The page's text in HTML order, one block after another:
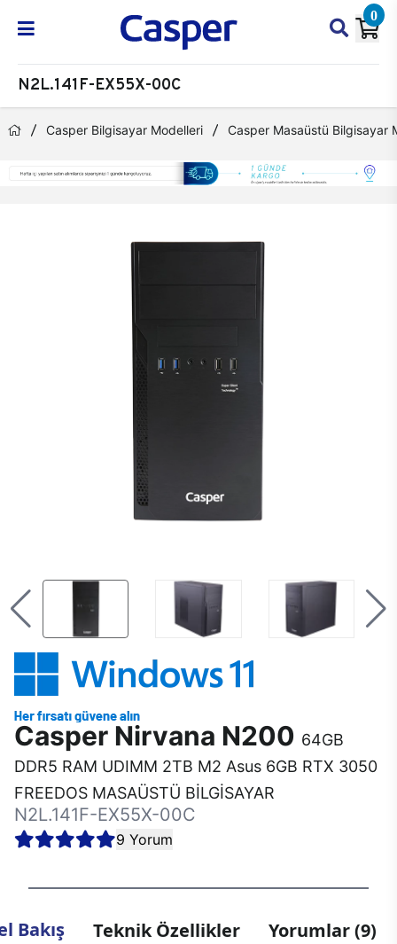
0
N2L.141F-EX55X-00C
Casper Bilgisayar Modelleri Casper Masaüstü Bilgisayar
Casper Nirvana N200 64GB
DDR5 RAM UDIMM 2TB M2 Asus 6GB RTX 3050
FREEDOS MASAÜSTÜ BİLGİSAYAR
N2L.141F-EX55X-00C
9 Yorum
Bakış Teknik Özellikler Yorumlar (9)